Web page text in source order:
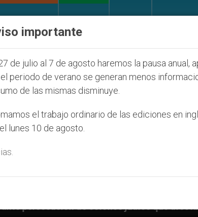
judíos que afecta a cristianos (y no
importante
de julio al 7 de agosto haremos la pausa anual,
periodo de verano se generan menos
de las mismas disminuye.
el trabajo ordinario de las ediciones en
lunes 10 de agosto.